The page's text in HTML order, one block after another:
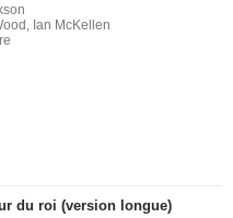
Ian McKellen
du roi (version longue)